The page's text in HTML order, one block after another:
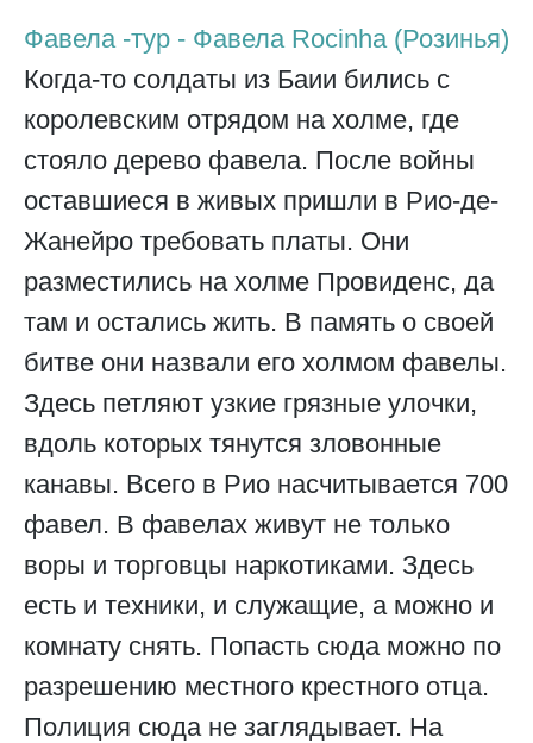
Фавела -тур - Фавела Rocinha (Розинья)
Когда-то солдаты из Баии бились с
королевским отрядом на холме, где
стояло дерево фавела. После войны
оставшиеся в живых пришли в Рио-де-
Жанейро требовать платы. Они
разместились на холме Провиденс, да
там и остались жить. В память о своей
битве они назвали его холмом фавелы.
Здесь петляют узкие грязные улочки,
вдоль которых тянутся зловонные
канавы. Всего в Рио насчитывается 700
фавел. В фавелах живут не только
воры и торговцы наркотиками. Здесь
есть и техники, и служащие, а можно и
комнату снять. Попасть сюда можно по
разрешению местного крестного отца.
Полиция сюда не заглядывает. На